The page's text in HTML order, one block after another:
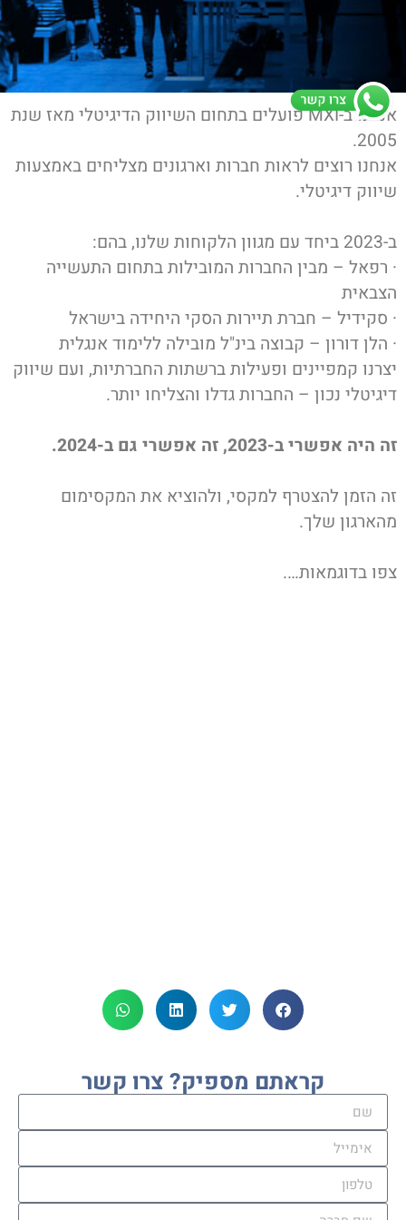
אנחנו ב-MXI פועלים בתחום השיווק הדיגיטלי מאז שנת
2005.
אנחנו רוצים לראות חברות וארגונים מצליחים באמצעות
שיווק דיגיטלי.
ב-2023 ביחד עם מגוון הלקוחות שלנו, בהם:
· רפאל – מבין החברות המובילות בתחום התעשייה
הצבאית
· סקידיל – חברת תיירות הסקי היחידה בישראל
· הלן דורון – קבוצה בינ"ל מובילה ללימוד אנגלית
יצרנו קמפיינים ופעילות ברשתות החברתיות, ועם שיווק
דיגיטלי נכון – החברות גדלו והצליחו יותר.
זה היה אפשרי ב-2023, זה אפשרי גם ב-2024.
זה הזמן להצטרף למקסי, ולהוציא את המקסימום
מהארגון שלך.
צפו בדוגמאות….
קראתם מספיק? צרו קשר